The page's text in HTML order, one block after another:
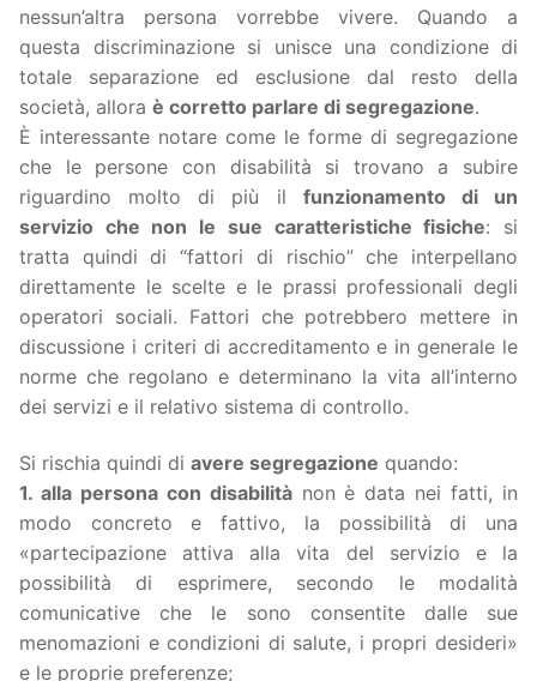
nessun’altra persona vorrebbe vivere. Quando a
questa discriminazione si unisce una condizione di
totale separazione ed esclusione dal resto della
società, allora è corretto parlare di segregazione.
È interessante notare come le forme di segregazione
che le persone con disabilità si trovano a subire
riguardino molto di più il funzionamento di un
servizio che non le sue caratteristiche fisiche: si
tratta quindi di “fattori di rischio” che interpellano
direttamente le scelte e le prassi professionali degli
operatori sociali. Fattori che potrebbero mettere in
discussione i criteri di accreditamento e in generale le
norme che regolano e determinano la vita all’interno
dei servizi e il relativo sistema di controllo.
Si rischia quindi di avere segregazione quando:
1. alla persona con disabilitànon è data nei fatti, in
modo concreto e fattivo, la possibilità di una
«partecipazione attiva alla vita del servizio e la
possibilità di esprimere, secondo le modalità
comunicative che le sono consentite dalle sue
menomazioni e condizioni di salute, i propri desideri»
e le proprie preferenze;